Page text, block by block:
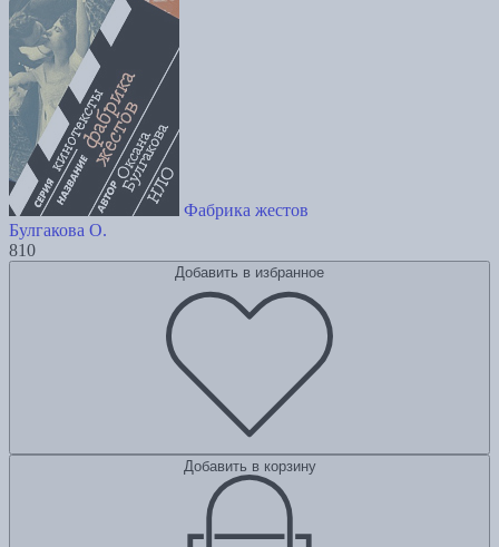
Фабрика жестов
Булгакова О.
810
Добавить в избранное
Добавить в корзину